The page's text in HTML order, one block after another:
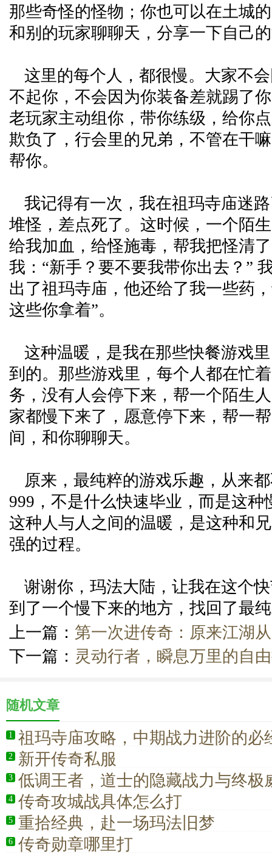
那些奇怪的怪物；你也可以在土城
和别的玩家聊聊天，分享一下自己
这里的每个人，都很慢。大家不
不起你，不会因为你装备差就踢了
老玩家主动组你，带你练级，给你
欺负了，行会里的兄弟，不管在干
帮你。
我记得有一次，我在祖玛寺庙迷
堆怪，差点死了。这时候，一个陌
给我加血，给怪施毒，帮我把怪清
我：“新手？要不要我带你出去？”
出了祖玛寺庙，他还给了我一些药
这些你拿着”。
这种温暖，是我在那些快餐游戏
到的。那些游戏里，每个人都在忙
务，没有人会停下来，帮一个陌生
家都慢下来了，愿意停下来，帮一
间，和你聊聊天。
原来，最纯粹的游戏乐趣，从来
999，不是什么快速毕业，而是这种
这种人与人之间的温暖，是这种和
强的过程。
谢谢你，玛法大陆，让我在这个
到了一个慢下来的地方，找回了最
上一篇： 第一次进传奇：原来江湖
下一篇： 灵动行者，瞬息万里的自
随机文章
1 祖玛寺庙攻略，中期战力进阶的必
2 新开传奇私服
3 低调王者，道士的隐藏战力与终极
4 传奇攻城战具体怎么打
5 重拾经典，赴一场玛法旧梦
6 传奇勋章哪里打